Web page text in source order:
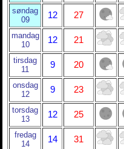
søndag
09
12 27
mandag
10
12 21
tirsdag
11
9 20
onsdag
12
9 23
torsdag
13
12 25
fredag
14
14 31